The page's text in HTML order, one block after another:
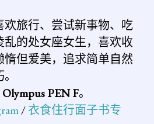
欢旅行、尝试新事物、吃
的处女座女生，喜欢收
但爱美，追求简单自然
Olympus PEN F。
/衣食住行面子书专